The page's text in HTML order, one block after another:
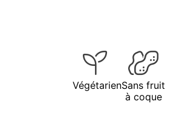
VégétarienSans fruit
à coque